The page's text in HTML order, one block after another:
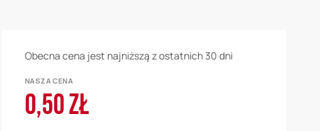
Obecna cena jest najniższą z ostatnich 30 dni
NASZA CENA
0,50 ZŁ